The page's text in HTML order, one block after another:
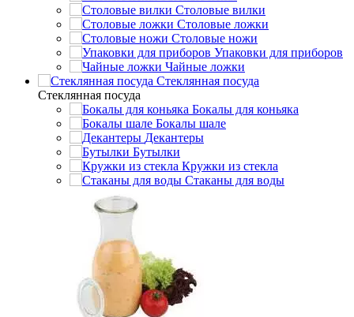
Столовые вилки
Столовые ложки
Столовые ножи
Упаковки для приборов
Чайные ложки
Стеклянная посуда
Стеклянная посуда
Бокалы для коньяка
Бокалы шале
Декантеры
Бутылки
Кружки из стекла
Стаканы для воды